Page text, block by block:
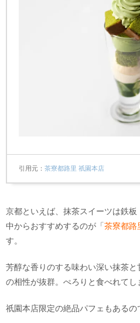
引用元 茶寮都路里 祇園本店
京都といえば、抹茶スイーツは鉄
中からおすすめするのが「 茶寮都路
す。
芳醇な香りのする味わい深い抹茶
の相性が抜群。ぺろりと食べれてし
祇園本店限定の絶品パフェもあるの